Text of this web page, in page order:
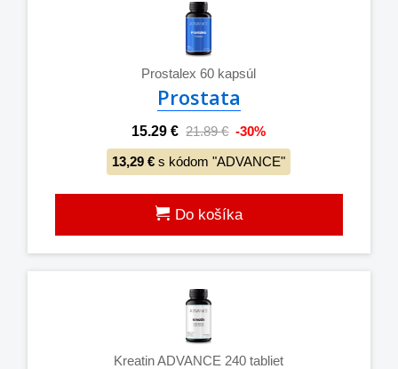
Prostalex 60 kapsúl
Prostata
15.29 € 21.89 € -30%
13,29 € s kódom "ADVANCE"
Do košíka
Kreatin ADVANCE 240 tabliet